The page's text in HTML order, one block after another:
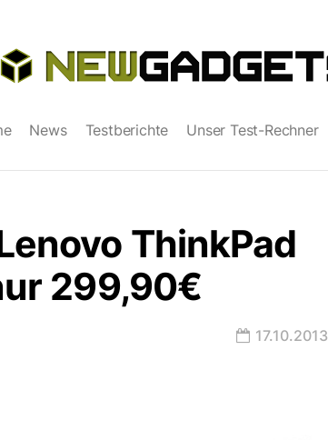
News Testberichte Unser Test-Rechner
ThinkPad
299,90€
17.10.2013